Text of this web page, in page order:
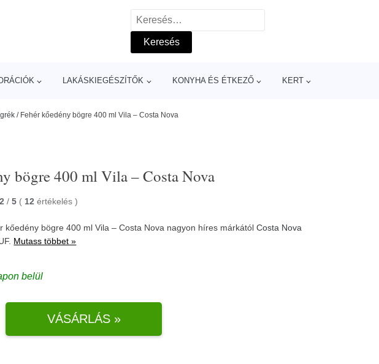
Keresés:
LAKÁSKIEGÉSZÍTŐK KONYHA ÉS ÉTKEZŐ KERT
/ Fehér kőedény bögre 400 ml Vila – Costa Nova
bögre 400 ml Vila – Costa Nova
/ 5 ( 12 értékelés)
kőedény bögre 400 ml Vila – Costa Nova nagyon híres márkátólCosta Nova
Mutass többet »
belül
VÁSÁRLÁS »